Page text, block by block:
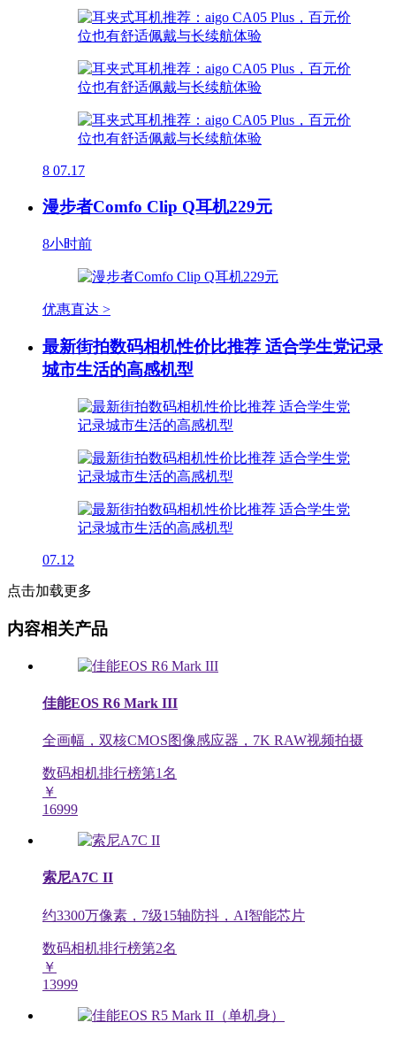
8 07.17
漫步者Comfo Clip Q耳机229元
8小时前
优惠直达 >
最新街拍数码相机性价比推荐 适合学生党记录
城市生活的高感机型
07.12
点击加载更多
内容相关产品
佳能EOS R6 Mark III
全画幅，双核CMOS图像感应器，7K RAW视频拍摄
数码相机排行榜第1名
￥
16999
索尼A7C II
约3300万像素，7级15轴防抖，AI智能芯片
数码相机排行榜第2名
￥
13999